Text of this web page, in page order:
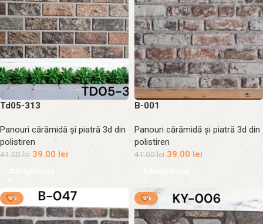
Td05-313
Panouri cărămidă și piatră 3d din
polistiren
41.00lei 39.00 lei
Adaugă în coș
B-001
Panouri cărămidă și piatră 3d din
polistiren
41.00lei 39.00 lei
Adaugă în coș
-5% -5%